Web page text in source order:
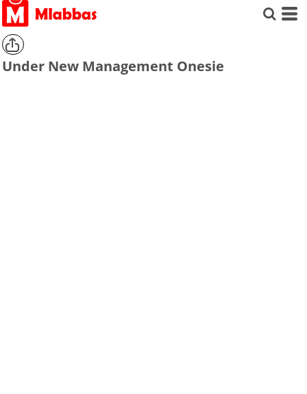
Under New Management Onesie